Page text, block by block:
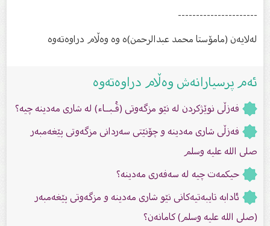
----------------------
لەلایەن (مامۆستا محمد عبدالرحمن)ە وە وەڵام دراوەتەوە
ئەم پرسیارانەش وەڵام دراوەتەوە
فەزڵی نوێژكردن لە نێو مزگەوتی (قُـبــا‌ء) لە شارى مەدینە چیە؟
فەزڵی شاری مەدینە و چۆنێتى سەردانى مزگەوتى پێغەمبەر
صلى الله علیه وسلم
حیكمەت چیە لە سەفەری مەدینە؟
ئادابە تایبەتیەکانی نێو شاری مەدینە و مزگەوتی پێغەمبەر
(صلى الله علیه وسلم) کامانەن؟